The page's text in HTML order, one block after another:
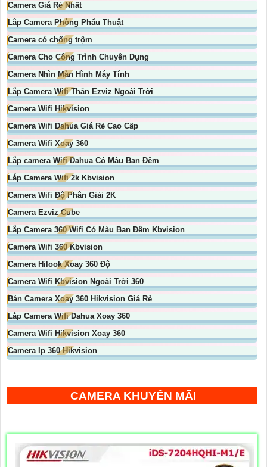
Camera Giá Rẻ Nhất
Lắp Camera Phòng Phẩu Thuật
Camera có chống trộm
Camera Cho Công Trình Chuyên Dụng
Camera Nhìn Màn Hình Máy Tính
Lắp Camera Wifi Thân Ezviz Ngoài Trời
Camera Wifi Hikvision
Camera Wifi Dahua Giá Rẻ Cao Cấp
Camera Wifi Xoay 360
Lắp camera Wifi Dahua Có Màu Ban Đêm
Lắp Camera Wifi 2k Kbvision
Camera Wifi Độ Phân Giải 2K
Camera Ezviz Cube
Lắp Camera 360 Wifi Có Màu Ban Đêm Kbvision
Camera Wifi 360 Kbvision
Camera Hilook Xoay 360 Độ
Camera Wifi Kbvision Ngoài Trời 360
Bán Camera Xoay 360 Hikvision Giá Rẻ
Lắp Camera Wifi Dahua Xoay 360
Camera Wifi Hikvision Xoay 360
Camera Ip 360 Hikvision
CAMERA KHUYẾN MÃI